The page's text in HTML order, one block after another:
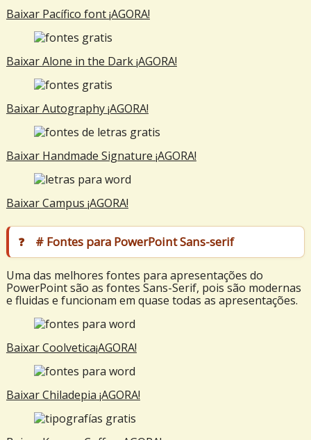
Baixar Pacífico font¡AGORA!
BaixarAlone in the Dark¡AGORA!
BaixarAutography¡AGORA!
Baixar Handmade Signature ¡AGORA!
BaixarCampus ¡AGORA!
# Fontes para PowerPoint Sans-serif
Uma das melhores fontes para apresentações do
PowerPoint são as fontes Sans-Serif, pois são modernas
e fluidas e funcionam em quase todas as apresentações.
BaixarCoolvetica¡AGORA!
Baixar Chiladepia ¡AGORA!